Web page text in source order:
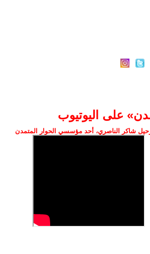
على اليوتيوب
شاكر الناصري، أحد مؤسسي الحوار المتمدن